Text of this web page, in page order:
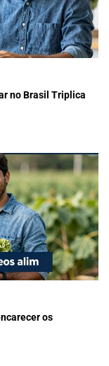
no Brasil Triplica
os